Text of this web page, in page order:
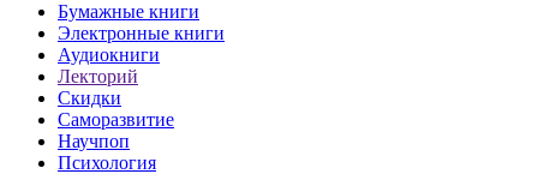
Бумажные книги
Электронные книги
Аудиокниги
Лекторий
Скидки
Саморазвитие
Научпоп
Психология